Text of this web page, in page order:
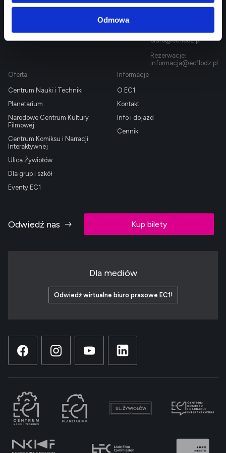
Odmowa
Targowa 1/3,
biuro@ec1lodz.pl
Rezerwacje:
informacja@ec1lodz.pl
Oferta
Centrum Nauki i Techniki
Planetarium
Narodowe Centrum Kultury
Filmowej
Centrum Komiksu i Narracji
Interaktywnej
Ulica Żywiołów
Dla grup i szkół
Eventy EC1
Informacje
O EC1
Kontakt
Info i dojazd
Cennik
Odwiedź nas Kup bilety
Dla mediów
Odwiedź wirtualne biuro prasowe EC1!